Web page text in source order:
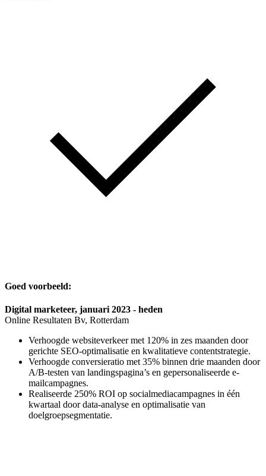
Goed voorbeeld:
Digital marketeer, januari 2023 - heden
Online Resultaten Bv, Rotterdam
Verhoogde websiteverkeer met 120% in zes maanden door
gerichte SEO-optimalisatie en kwalitatieve contentstrategie.
Verhoogde conversieratio met 35% binnen drie maanden door
A/B-testen van landingspagina’s en gepersonaliseerde e-
mailcampagnes.
Realiseerde 250% ROI op socialmediacampagnes in één
kwartaal door data-analyse en optimalisatie van
doelgroepsegmentatie.